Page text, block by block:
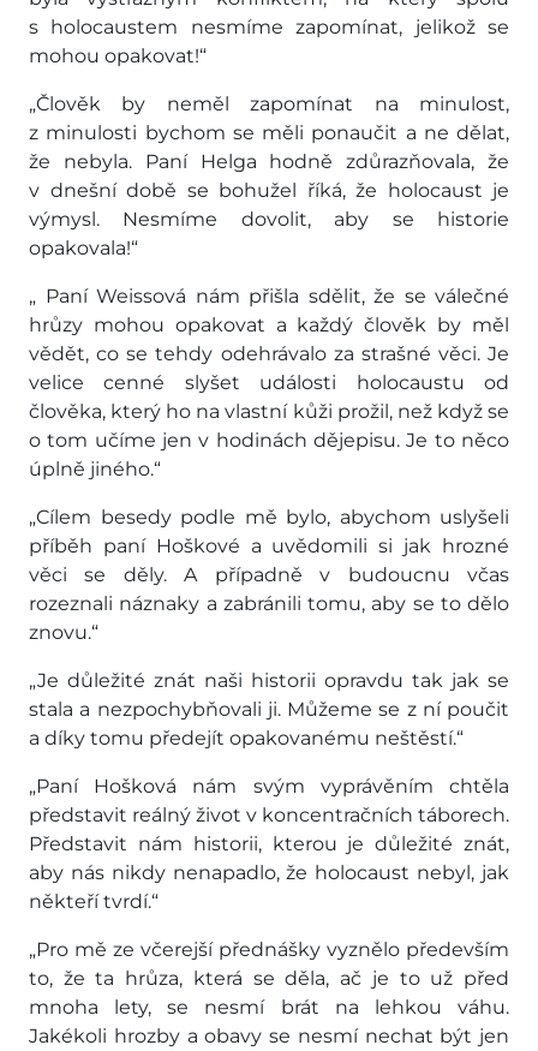
s holocaustem nesmíme zapomínat, jelikož se
mohou opakovat!“
„Člověk by neměl zapomínat na minulost,
z minulosti bychom se měli ponaučit a ne dělat,
že nebyla. Paní Helga hodně zdůrazňovala, že
v dnešní době se bohužel říká, že holocaust je
výmysl. Nesmíme dovolit, aby se historie
opakovala!“
„ Paní Weissová nám přišla sdělit, že se válečné
hrůzy mohou opakovat a každý člověk by měl
vědět, co se tehdy odehrávalo za strašné věci. Je
velice cenné slyšet události holocaustu od
člověka, který ho na vlastní kůži prožil, než když se
o tom učíme jen v hodinách dějepisu. Je to něco
úplně jiného.“
„Cílem besedy podle mě bylo, abychom uslyšeli
příběh paní Hoškové a uvědomili si jak hrozné
věci se děly. A případně v budoucnu včas
rozeznali náznaky a zabránili tomu, aby se to dělo
znovu.“
„Je důležité znát naši historii opravdu tak jak se
stala a nezpochybňovali ji. Můžeme se z ní poučit
a díky tomu předejít opakovanému neštěstí.“
„Paní Hošková nám svým vyprávěním chtěla
představit reálný život v koncentračních táborech.
Představit nám historii, kterou je důležité znát,
aby nás nikdy nenapadlo, že holocaust nebyl, jak
někteří tvrdí.“
„Pro mě ze včerejší přednášky vyznělo především
to, že ta hrůza, která se děla, ač je to už před
mnoha lety, se nesmí brát na lehkou váhu.
Jakékoli hrozby a obavy se nesmí nechat být jen